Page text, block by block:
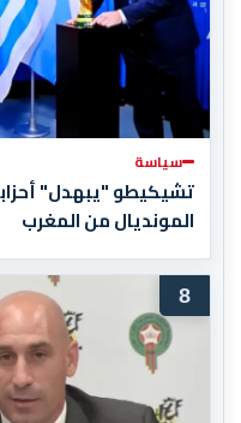
سياسة
تشيكيطو "يبهدل"
المونديال من المغرب
8